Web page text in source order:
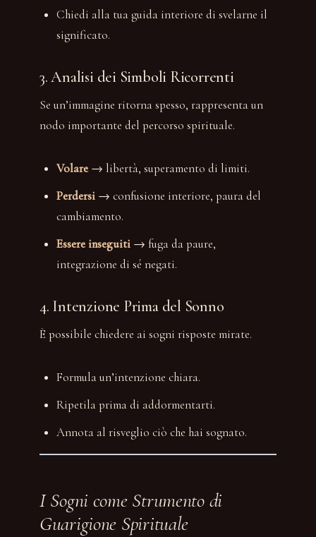
Chiedi alla tua guida interiore di svelarne il
significato.
3. Analisi dei Simboli Ricorrenti
Se un’immagine ritorna spesso, rappresenta un
nodo importante del percorso spirituale.
Volare→ libertà, superamento di limiti.
Perdersi → confusione interiore, paura del
cambiamento.
Essere inseguiti → fuga da paure,
integrazione di sé negati.
4. Intenzione Prima del Sonno
È possibile chiedere ai sogni risposte mirate.
Formula un’intenzione chiara.
Ripetila prima di addormentarti.
Annota al risveglio ciò che hai sognato.
I Sogni come Strumento di
Guarigione Spirituale